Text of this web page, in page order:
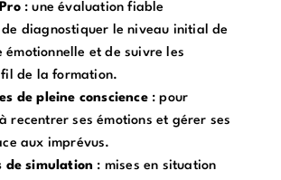
: une évaluation fiable
diagnostiquer le niveau initial de
émotionnelle et de suivre les
de la formation.
de pleine conscience: pour
recentrer ses émotions et gérer ses
aux imprévus.
de simulation : mises en situation